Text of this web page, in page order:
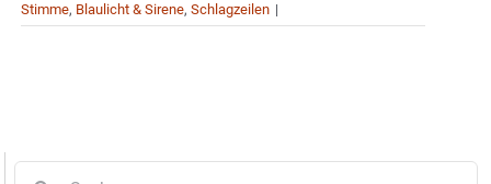
Stimme, Blaulicht & Sirene, Schlagzeilen |